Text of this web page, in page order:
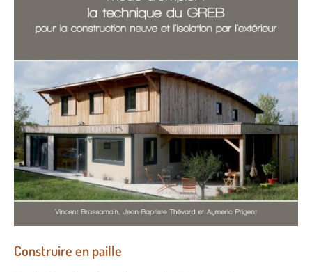
Construire en paille